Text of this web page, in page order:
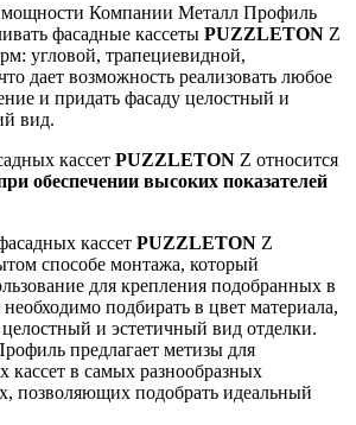
мощности Компании Металл Профиль
фасадные кассеты PUZZLETON Z
угловой, трапециевидной,
дает возможность реализовать любое
и придать фасаду целостный и
вид.
кассет PUZZLETON Z относится
обеспечении высоких показателей
кассет PUZZLETON Z
способе монтажа, который
для крепления подобранных в
подбирать в цвет материала,
и эстетичный вид отделки.
предлагает метизы для
кассет в самых разнообразных
позволяющих подобрать идеальный